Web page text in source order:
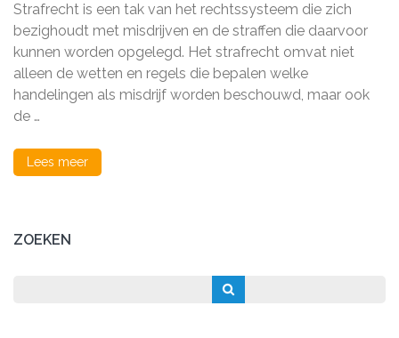
het
Nederlandse
strafrecht:
wat
u
moet
weten
Strafrecht is een tak van het rechtssysteem die zich
bezighoudt met misdrijven en de straffen die daarvoor
kunnen worden opgelegd. Het strafrecht omvat niet
alleen de wetten en regels die bepalen welke
handelingen als misdrijf worden beschouwd, maar ook
de …
Lees meer
ZOEKEN